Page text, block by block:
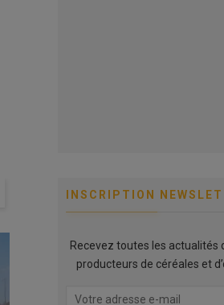
INSCRIPTION
Recevez toutes les actualités
producteurs de céréales et